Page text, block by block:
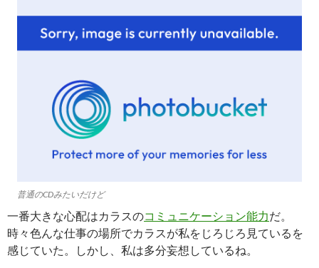
普通のCDみたいだけど
一番大きな心配はカラスのコミュニケーション能力だ。
時々色んな仕事の場所でカラスが私をじろじろ見ているを
感じていた。しかし、私は多分妄想しているね。